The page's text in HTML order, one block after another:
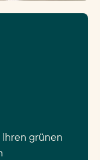
Ihren grünen